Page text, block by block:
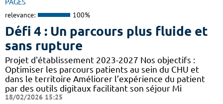
PAGES
relevance: 100%
Défi 4 : Un parcours plus fluide et
sans rupture
Projet d'établissement 2023-2027 Nos objectifs :
Optimiser les parcours patients au sein du CHU et
dans le territoire Améliorer l’expérience du patient
par des outils digitaux facilitant son séjour Mi
18/02/2026 15:25